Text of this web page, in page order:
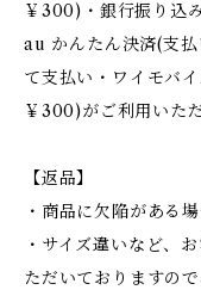
￥300)・銀行振り込
au かんたん決済(支
て支払い・ワイモバ
￥300)がご利用いただ
【返品】
・商品に欠陥がある
・サイズ違いなど、
ただいておりますの